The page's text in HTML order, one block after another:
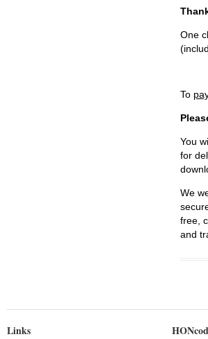
One
To
You
for
We
free,
and
Links